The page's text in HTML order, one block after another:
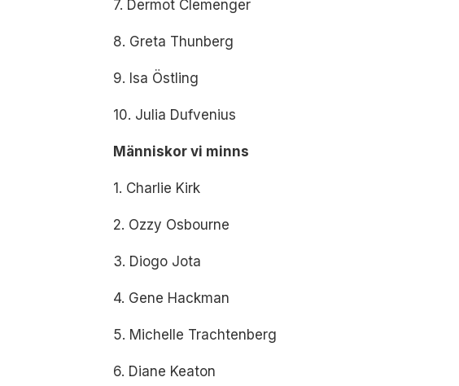
7. Dermot Clemenger
8. Greta Thunberg
9. Isa Östling
10. Julia Dufvenius
Människor vi minns
1. Charlie Kirk
2. Ozzy Osbourne
3. Diogo Jota
4. Gene Hackman
5. Michelle Trachtenberg
6. Diane Keaton